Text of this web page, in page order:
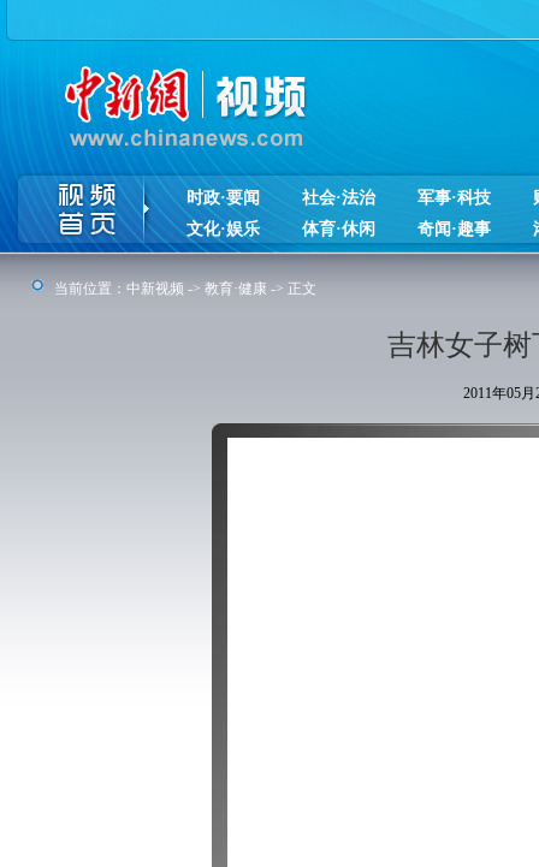
时政·要闻 社会·法治 军事·科技
文化·娱乐
体育·休闲 奇闻·趣事
当前位置： 中新视频 -> 教育·健康 -> 正文
吉林女子
2011年05